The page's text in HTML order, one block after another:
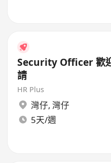
Security Officer 歡
請
HR Plus
灣仔, 灣仔
5天/週